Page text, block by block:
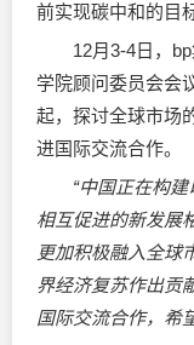
前实现碳中和的目
12月3-4日，bp
学院顾问委员会会
起，探讨全球市场
进国际交流合作。
“中国正在构建
相互促进的新发展
更加积极融入全球
界经济复苏作出贡
国际交流合作，希